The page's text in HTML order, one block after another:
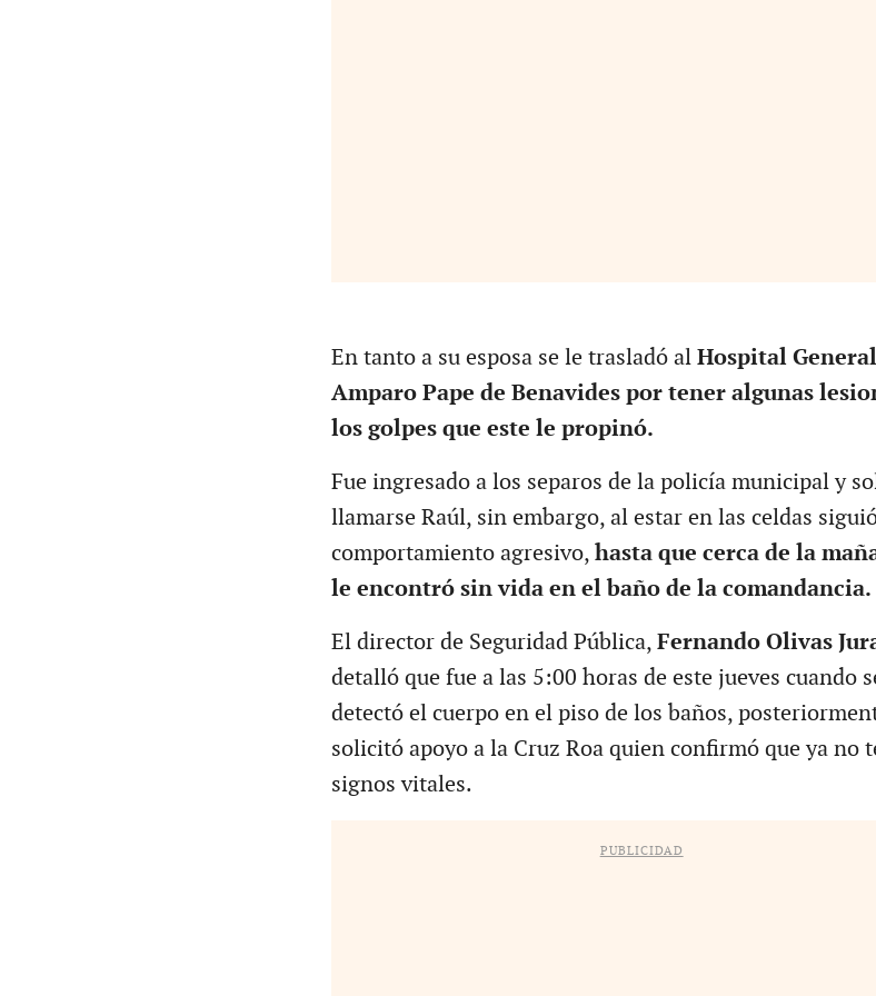
En tanto a su esposa se le trasladó alHospital General
Amparo Pape de Benavides por tener algunas
los golpes que este le propinó.
Fue ingresado a los separos de la policía municipal y
llamarse Raúl, sin embargo, al estar en las celdas
comportamiento agresivo, hasta que cerca de la
le encontró sin vida en el baño de la comandancia.
El director de Seguridad Pública, Fernando Olivas
detalló que fue a las 5:00 horas de este jueves cuando
detectó el cuerpo en el piso de los baños,
solicitó apoyo a la Cruz Roa quien confirmó que ya no
signos vitales.
PUBLICIDAD